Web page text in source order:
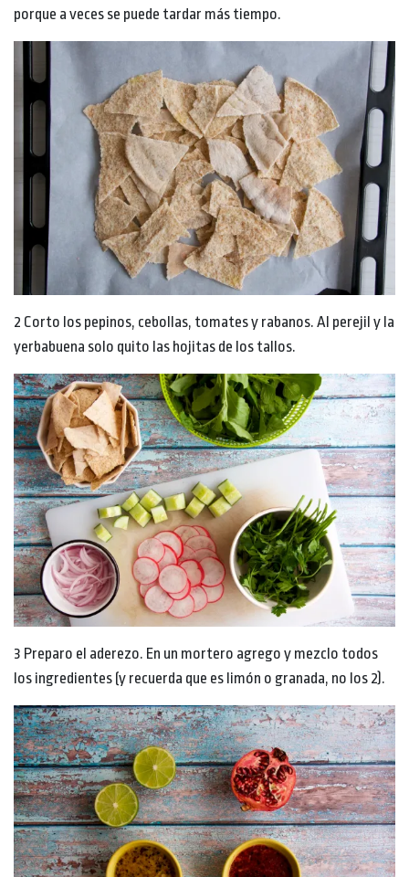
porque a veces se puede tardar más tiempo.
2 Corto los pepinos, cebollas, tomates y rabanos. Al perejil y la
yerbabuena solo quito las hojitas de los tallos.
3 Preparo el aderezo. En un mortero agrego y mezclo todos
los ingredientes (y recuerda que es limón o granada, no los 2).